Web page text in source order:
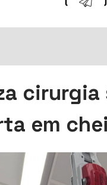
cirurgia
em